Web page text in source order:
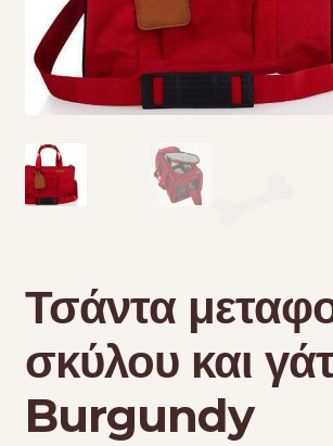
Τσάντες μεταφοράς
Επικοινωνία
Φροντίδα – Είδη Υγιεινής
Τσάντα
σκύλου και
Burgundy